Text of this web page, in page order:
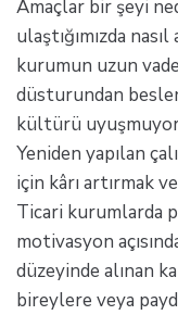
Amaçlar bir şeyi
ulaştığımızda
kurumun uzun
düsturundan
kültürü
Yeniden yapılan
için kârı artırmak
Ticari kurumlarda
motivasyon
düzeyinde alınan
bireylere veya